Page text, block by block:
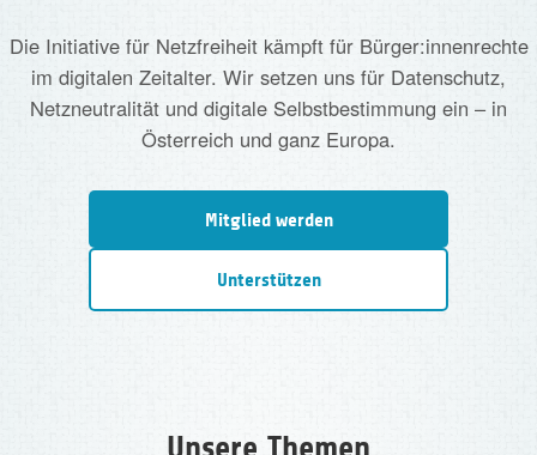
Die Initiative für Netzfreiheit kämpft für Bürger:innenrechte
im digitalen Zeitalter. Wir setzen uns für Datenschutz,
Netzneutralität und digitale Selbstbestimmung ein – in
Österreich und ganz Europa.
Mitglied werden
Unterstützen
Unsere Themen